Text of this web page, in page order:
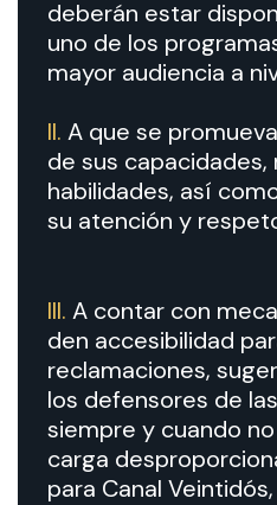
deberán estar
uno de los
mayor audiencia a
II. A que se
de sus
habilidades, así
su atención y
III. A contar con
den accesibilidad
reclamaciones,
los defensores de
siempre y cuando
carga
para Canal